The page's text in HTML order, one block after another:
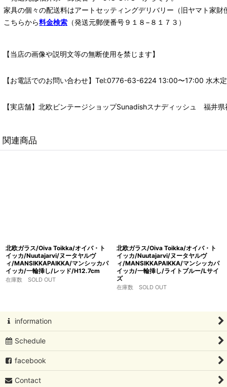
家具の個々の配送料はアートセッティングデリバリー （旧ヤマト家財
こちらから料金検索 （発送元郵便番号９１８−８１７３）
【当店の画像や説明文等の無断使用を禁じます】
【お電話でのお問い合わせ】Tel:0776-63-6224 13:00〜17:00 水木
【実店舗】北欧ビンテージショップSunadishスナディッシュ 福井
関連商品
北欧ガラス/Oiva Toikka/オイバ・ト
イッカ/Nuutajarvi/ヌータヤルヴ
ィ/MANSIKKAPAIKKA/マンシッカパ
イッカ/一輪挿し/レッド/H12.7cm
在庫数 SOLD OUT
北欧ガラス/Oiva Toikka/オイバ・ト
イッカ/Nuutajarvi/ヌータヤルヴ
ィ/MANSIKKAPAIKKA/マンシッカパ
イッカ/一輪挿し/ライトブルー/Lサイ
ズ
在庫数 SOLD OUT
information
Schedule
facebook
Contact